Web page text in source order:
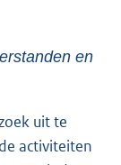
en
uit te
activiteiten